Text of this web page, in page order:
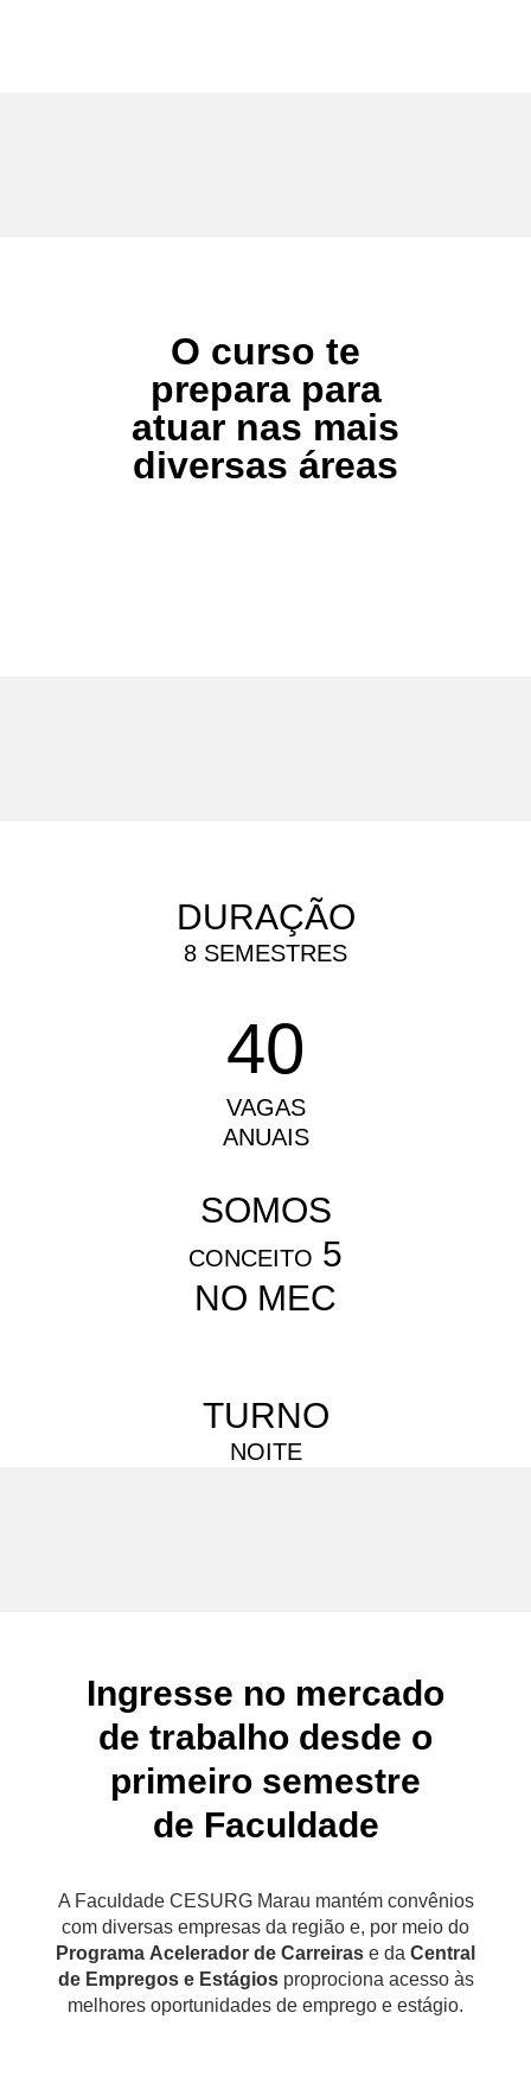
O curso te
prepara para
atuar nas mais
diversas áreas
DURAÇÃO
8 SEMESTRES
40
VAGAS
ANUAIS
SOMOS
CONCEITO 5
NO MEC
TURNO
NOITE
Ingresse no mercado
de trabalho desde o
primeiro semestre
de Faculdade
A Faculdade CESURG Marau mantém convênios
com diversas empresas da região e, por meio do
Programa Acelerador de Carreiras e da Central
de Empregos e Estágiosproprociona acesso às
melhores oportunidades de emprego e estágio.